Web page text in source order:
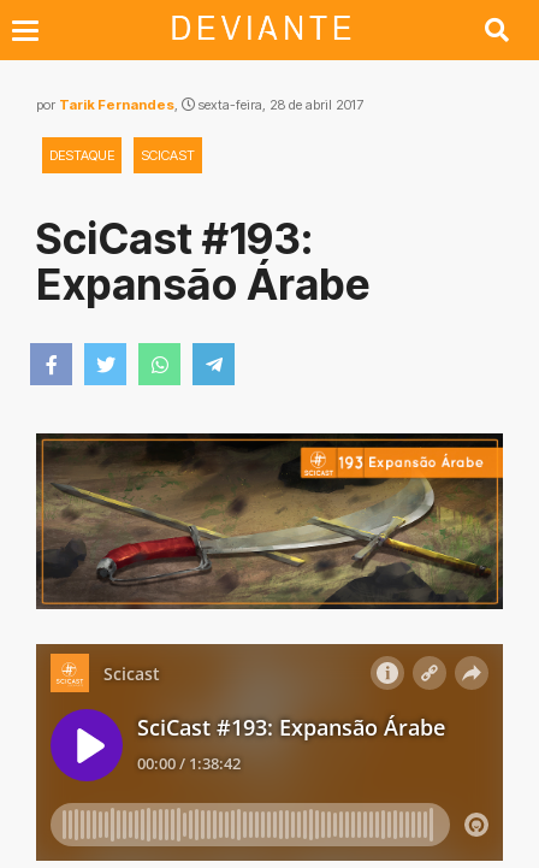
por Tarik Fernandes, sexta-feira, 28 de abril 2017
DESTAQUE SCICAST
SciCast #193:
Expansão Árabe